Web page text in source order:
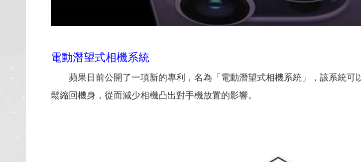
電動潛望式相機系統
蘋果日前公開了一項新的專利，名為「電動潛望式相機系統」，該系統
鬆縮回機身，從而減少相機凸出對手機放置的影響。